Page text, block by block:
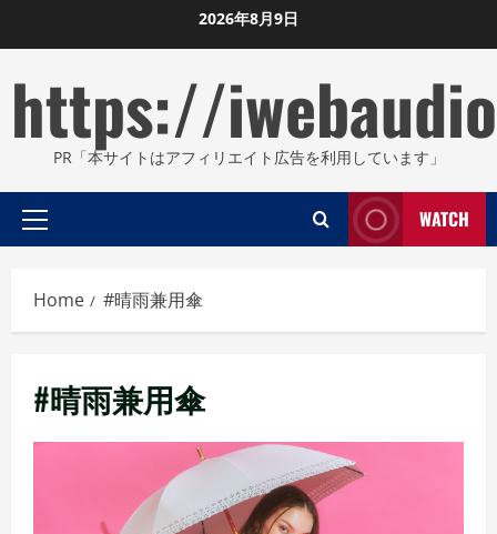
to
2026年8月9日
https://
PR「本サイトはアフィリエイト広告を利用しています」
Primary
WATCH
Home #晴雨兼用傘
#晴雨兼用傘